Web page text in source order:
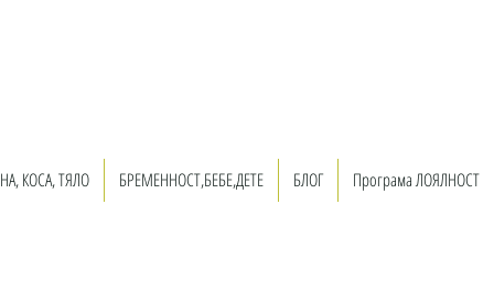
КОСА, ТЯЛО БРЕМЕННОСТ,БЕБЕ,ДЕТЕ БЛОГ Програма ЛОЯЛНОСТ